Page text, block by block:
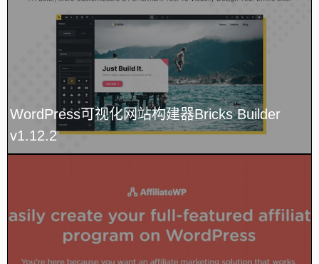
WordPress可视化网站构建器Bricks Builder
v1.12.2